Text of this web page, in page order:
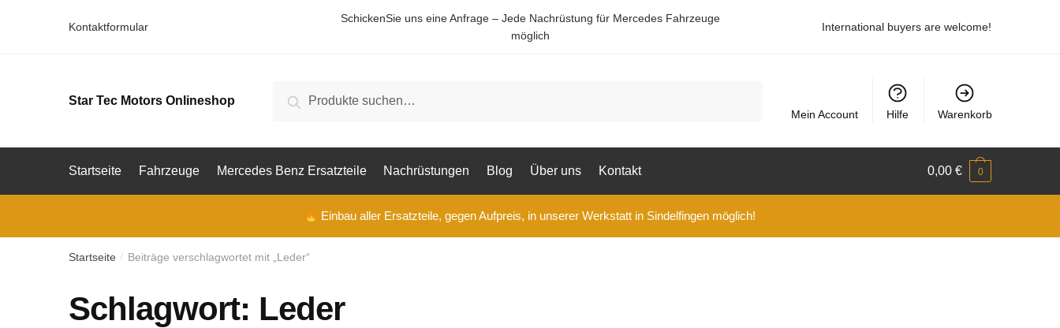
Kontaktformular
SchickenSie uns eine Anfrage – Jede Nachrüstung für Mercedes Fahrzeuge
möglich
International buyers are welcome!
Star Tec Motors Onlineshop
nach:
Suche
Mein Account Hilfe Warenkorb
Startseite Fahrzeuge Mercedes Benz Ersatzteile Nachrüstungen Blog Über uns Kontakt 0,00 € 0
Einbau aller Ersatzteile, gegen Aufpreis, in unserer Werkstatt in Sindelfingen möglich!
Startseite / Beiträge verschlagwortet mit „Leder“
Schlagwort: Leder